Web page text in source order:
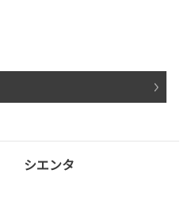
シエンタ